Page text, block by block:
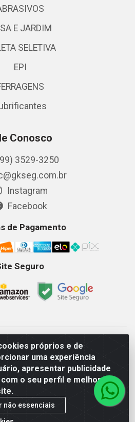
próprios e de
uma experiência
apresentar publicidade
o seu perfil e melhorar a
não essenciais
E JARDIM
SELETIVA
EPI
Conosco
3529-3250
Instagram
Facebook
de Pagamento
Seguro
Equipamentos LTDA - Av. Getulio
MA - CEP 65.903-280 - CNPJ
Segunda-Sexta 08as18hs,
08as12hs